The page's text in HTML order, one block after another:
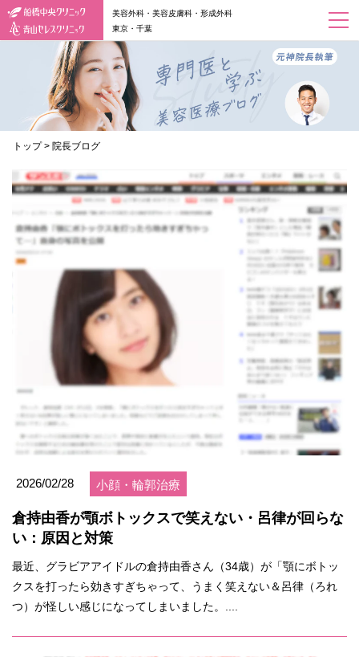
美容外科・美容皮膚科・形成外科
東京・千葉
トップ > 院長ブログ
2026/02/28 小顔・輪郭治療
倉持由香が顎ボトックスで笑えない・呂律が回らな
い：原因と対策
最近、グラビアアイドルの倉持由香さん（34歳）が「顎にボトッ
クスを打ったら効きすぎちゃって、うまく笑えない＆呂律（ろれ
つ）が怪しい感じになってしまいました。....